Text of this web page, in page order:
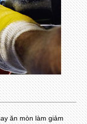
ăn mòn làm giảm